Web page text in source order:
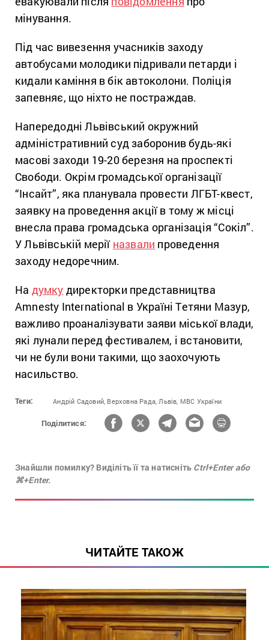
мінування.
Під час вивезення учасників заходу
автобусами молодики підривали петарди і
кидали каміння в бік автоколони. Поліція
запевняє, що ніхто не постраждав.
Напередодні Львівський окружний
адміністративний суд заборонив будь-які
масові заходи 19-20 березня на проспекті
Свободи. Окрім громадської організації
“Інсайт”, яка планувала провести ЛГБТ-квест,
заявку на проведення акції в тому ж місці
внесла права громадська організація “Сокіл”.
У Львівській мерії назвали проведення
заходу недоречним.
На думку директорки представництва
Amnesty International в Україні Тетяни Мазур,
важливо проаналізувати заяви міської влади,
які лунали перед фестивалем, і встановити,
чи не були вони такими, що заохочують
‪‎насильство‬.
Теги: Андрій Садовий, Верховна Рада, Львів, МВС України
Поділитися:
Знайшли помилку? Виділіть її та натисніть Ctrl+Enter або
⌘+Enter.
ЧИТАЙТЕ ТАКОЖ